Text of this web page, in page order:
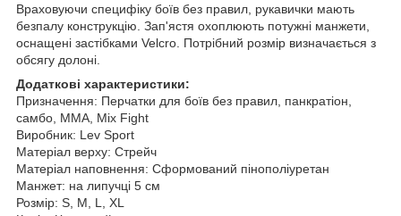
Враховуючи специфіку боїв без правил, рукавички мають
безпалу конструкцію. Зап'ястя охоплюють потужні манжети,
оснащені застібками Velcro. Потрібний розмір визначається з
обсягу долоні.
Додаткові характеристики:
Призначення: Перчатки для боїв без правил, панкратіон,
самбо, MMA, Mix Fight
Виробник: Lev Sport
Матеріал верху: Стрейч
Матеріал наповнення: Сформований пінополіуретан
Манжет: на липучці 5 см
Розмір: S, M, L, XL